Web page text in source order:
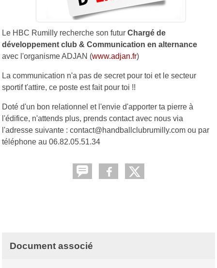
Le HBC Rumilly recherche son futur Chargé de
développement club & Communication en alternance
avec l'organisme ADJAN (www.adjan.fr)
La communication n'a pas de secret pour toi et le secteur
sportif t'attire, ce poste est fait pour toi !!
Doté d'un bon relationnel et l'envie d'apporter ta pierre à
l'édifice, n'attends plus, prends contact avec nous via
l'adresse suivante : contact@handballclubrumilly.com ou par
téléphone au 06.82.05.51.34
Document associé